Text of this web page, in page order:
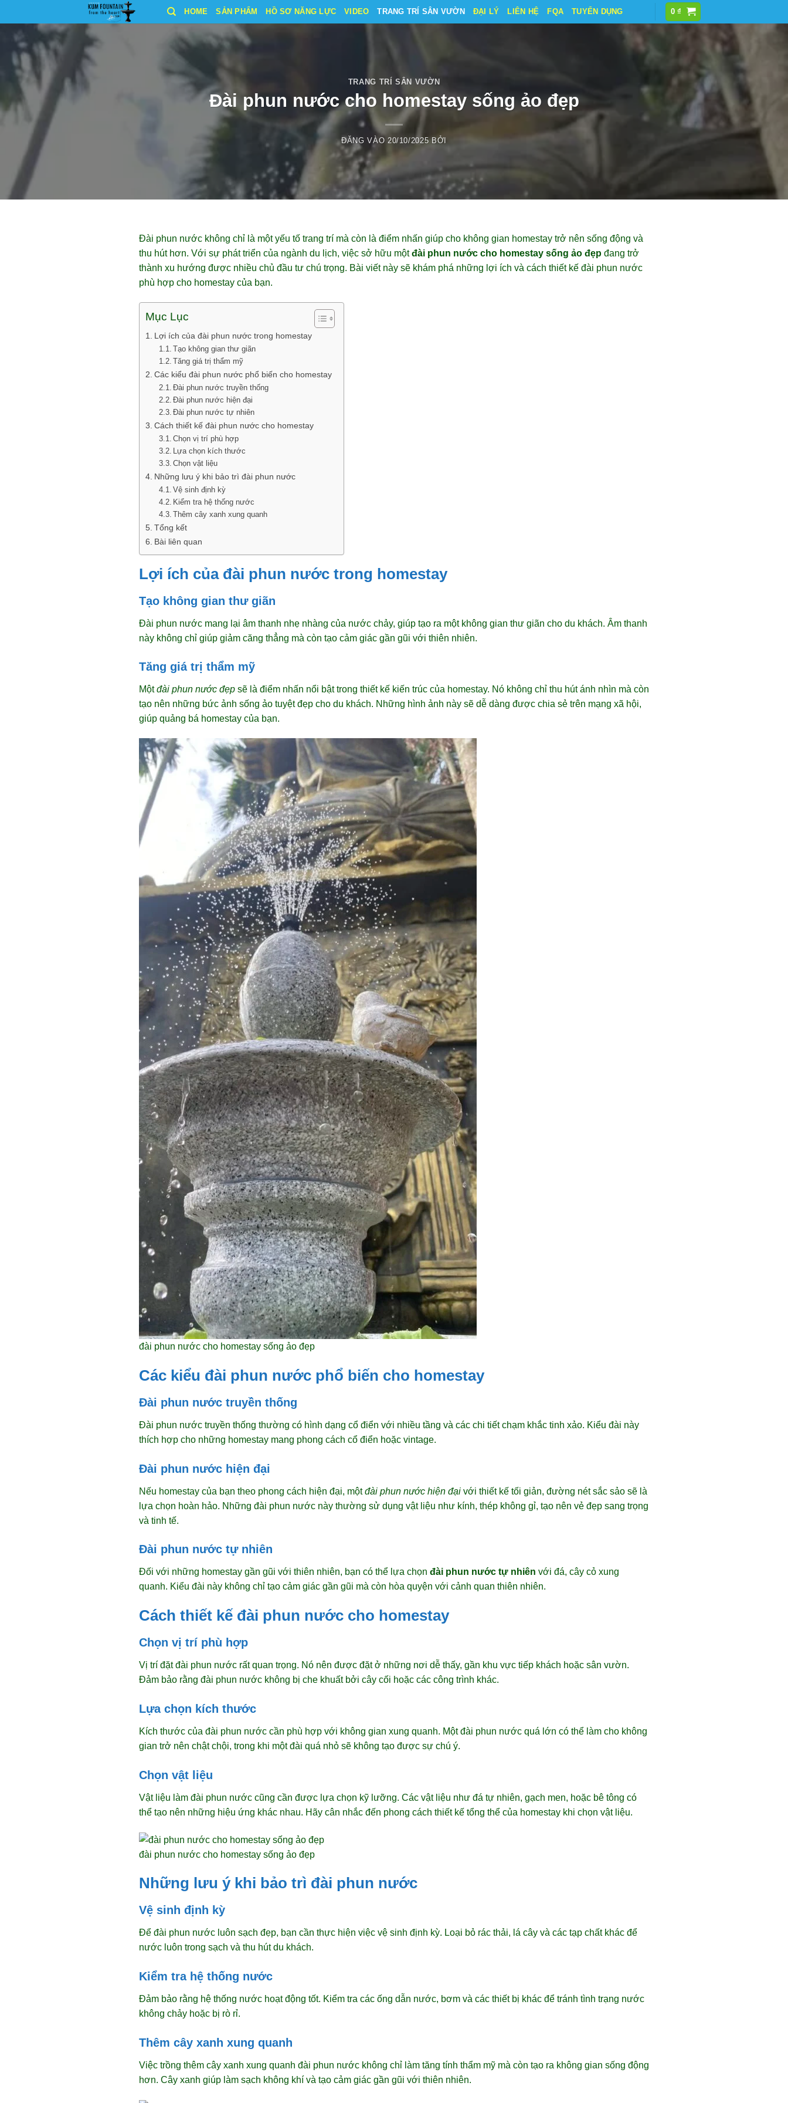
qua
dung
HOME SẢN PHẨM HỒ SƠ NĂNG LỰC VIDEO TRANG TRÍ SÂN VƯỜN ĐẠI LÝ LIÊN HỆ FQA TUYỂN DỤNG 0₫
TRANG TRÍ SÂN VƯỜN
Đài phun nước cho homestay sống ảo đẹp
ĐĂNG VÀO 20/10/2025 BỞI
Đài phun nước không chỉ là một yếu tố trang trí mà còn là điểm nhấn giúp cho không gian homestay trở nên sống động và
thu hút hơn. Với sự phát triển của ngành du lịch, việc sở hữu mộtđài phun nước cho homestay sống ảo đẹp đang trở
thành xu hướng được nhiều chủ đầu tư chú trọng. Bài viết này sẽ khám phá những lợi ích và cách thiết kế đài phun nước
phù hợp cho homestay của bạn.
Mục Lục
Lợi ích của đài phun nước trong homestay
Tạo không gian thư giãn
Tăng giá trị thẩm mỹ
Các kiểu đài phun nước phổ biến cho homestay
Đài phun nước truyền thống
Đài phun nước hiện đại
Đài phun nước tự nhiên
Cách thiết kế đài phun nước cho homestay
Chọn vị trí phù hợp
Lựa chọn kích thước
Chọn vật liệu
Những lưu ý khi bảo trì đài phun nước
Vệ sinh định kỳ
Kiểm tra hệ thống nước
Thêm cây xanh xung quanh
Tổng kết
Bài liên quan
Lợi ích của đài phun nước trong homestay
Tạo không gian thư giãn
Đài phun nước mang lại âm thanh nhẹ nhàng của nước chảy, giúp tạo ra một không gian thư giãn cho du khách. Âm thanh
này không chỉ giúp giảm căng thẳng mà còn tạo cảm giác gần gũi với thiên nhiên.
Tăng giá trị thẩm mỹ
Mộtđài phun nước đẹp sẽ là điểm nhấn nổi bật trong thiết kế kiến trúc của homestay. Nó không chỉ thu hút ánh nhìn mà còn
tạo nên những bức ảnh sống ảo tuyệt đẹp cho du khách. Những hình ảnh này sẽ dễ dàng được chia sẻ trên mạng xã hội,
giúp quảng bá homestay của bạn.
đài phun nước cho homestay sống ảo đẹp
Các kiểu đài phun nước phổ biến cho homestay
Đài phun nước truyền thống
Đài phun nước truyền thống thường có hình dạng cổ điển với nhiều tầng và các chi tiết chạm khắc tinh xảo. Kiểu đài này
thích hợp cho những homestay mang phong cách cổ điển hoặc vintage.
Đài phun nước hiện đại
Nếu homestay của bạn theo phong cách hiện đại, mộtđài phun nước hiện đại với thiết kế tối giản, đường nét sắc sảo sẽ là
lựa chọn hoàn hảo. Những đài phun nước này thường sử dụng vật liệu như kính, thép không gỉ, tạo nên vẻ đẹp sang trọng
và tinh tế.
Đài phun nước tự nhiên
Đối với những homestay gần gũi với thiên nhiên, bạn có thể lựa chọn đài phun nước tự nhiên với đá, cây cỏ xung
quanh. Kiểu đài này không chỉ tạo cảm giác gần gũi mà còn hòa quyện với cảnh quan thiên nhiên.
Cách thiết kế đài phun nước cho homestay
Chọn vị trí phù hợp
Vị trí đặt đài phun nước rất quan trọng. Nó nên được đặt ở những nơi dễ thấy, gần khu vực tiếp khách hoặc sân vườn.
Đảm bảo rằng đài phun nước không bị che khuất bởi cây cối hoặc các công trình khác.
Lựa chọn kích thước
Kích thước của đài phun nước cần phù hợp với không gian xung quanh. Một đài phun nước quá lớn có thể làm cho không
gian trở nên chật chội, trong khi một đài quá nhỏ sẽ không tạo được sự chú ý.
Chọn vật liệu
Vật liệu làm đài phun nước cũng cần được lựa chọn kỹ lưỡng. Các vật liệu như đá tự nhiên, gạch men, hoặc bê tông có
thể tạo nên những hiệu ứng khác nhau. Hãy cân nhắc đến phong cách thiết kế tổng thể của homestay khi chọn vật liệu.
đài phun nước cho homestay sống ảo đẹp
Những lưu ý khi bảo trì đài phun nước
Vệ sinh định kỳ
Để đài phun nước luôn sạch đẹp, bạn cần thực hiện việc vệ sinh định kỳ. Loại bỏ rác thải, lá cây và các tạp chất khác để
nước luôn trong sạch và thu hút du khách.
Kiểm tra hệ thống nước
Đảm bảo rằng hệ thống nước hoạt động tốt. Kiểm tra các ống dẫn nước, bơm và các thiết bị khác để tránh tình trạng nước
không chảy hoặc bị rò rỉ.
Thêm cây xanh xung quanh
Việc trồng thêm cây xanh xung quanh đài phun nước không chỉ làm tăng tính thẩm mỹ mà còn tạo ra không gian sống động
hơn. Cây xanh giúp làm sạch không khí và tạo cảm giác gần gũi với thiên nhiên.